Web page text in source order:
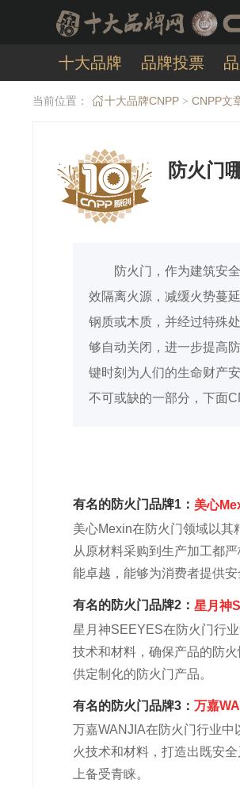
十大品牌 品牌投票
当前位置： 十大品牌CNPP > CNPP文
防火门
防火门，作为建筑安
效隔离火源，减缓火势蔓
钢质或木质，并经过特殊
够自动关闭，进一步提高
键时刻为人们的生命财产
不可或缺的一部分，下面
有名的防火门品牌1： 美心
美心Mexin在防火门领域以其
从原材料采购到生产加工都
能卓越，能够为消费者提供安
有名的防火门品牌2： 星月神
星月神SEEYES在防火门行
技术和材料，确保产品的防
供定制化的防火门产品。
有名的防火门品牌3： 万嘉
万嘉WANJIA在防火门行业
火技术和材料，打造出既安
上备受青睐。